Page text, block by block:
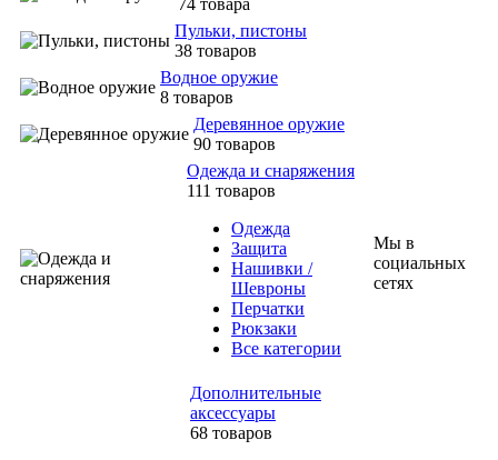
74 товара
Пульки, пистоны
38 товаров
Водное оружие
8 товаров
Деревянное оружие
90 товаров
Одежда и снаряжения
111 товаров
Одежда
Защита
Нашивки /
Шевроны
Перчатки
Рюкзаки
Все категории
Дополнительные
аксессуары
68 товаров
Мы в
социальных
сетях